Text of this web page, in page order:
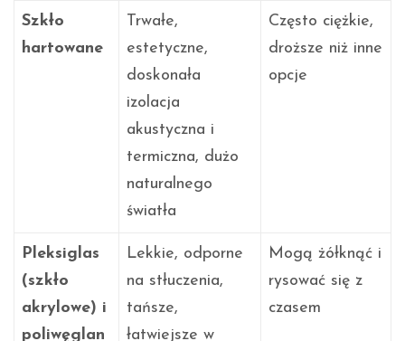
Szkło
hartowane
Trwałe,
estetyczne,
doskonała
izolacja
akustyczna i
termiczna, dużo
naturalnego
światła
Często ciężkie,
droższe niż inne
opcje
Pleksiglas
(szkło
akrylowe) i
poliwęglan
Lekkie, odporne
na stłuczenia,
tańsze,
łatwiejsze w
Mogą żółknąć i
rysować się z
czasem